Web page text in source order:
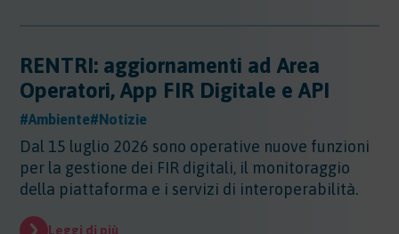
RENTRI: aggiornamenti ad Area
Operatori, App FIR Digitale e API
#Ambiente#Notizie
Dal 15 luglio 2026 sono operative nuove funzioni
per la gestione dei FIR digitali, il monitoraggio
della piattaforma e i servizi di interoperabilità.
Leggi di più